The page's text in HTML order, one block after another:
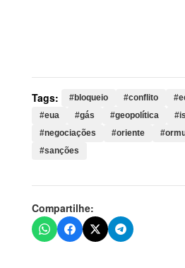
Tags: #bloqueio #conflito
#eua
#gás #geopolítica
#negociações
#oriente
#sanções
Compartilhe: